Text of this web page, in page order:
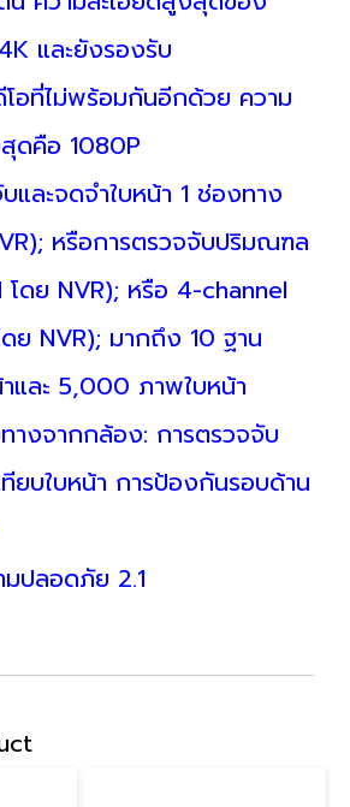
และยังรองรับ
อที่ไม่พร้อมกันอีกด้วย ความ
ดคือ 1080P
และจดจำใบหน้า 1 ช่องทาง
หรือการตรวจจับปริมณฑล
ดย NVR); หรือ 4-channel
ย NVR); มากถึง 10 ฐาน
และ 5,000 ภาพใบหน้า
างจากกล้อง: การตรวจจับ
ทียบใบหน้า การป้องกันรอบด้าน
ปลอดภัย 2.1